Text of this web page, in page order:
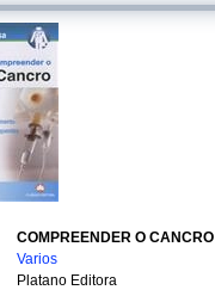
COMPREENDER O CANCRO
Varios
Platano Editora